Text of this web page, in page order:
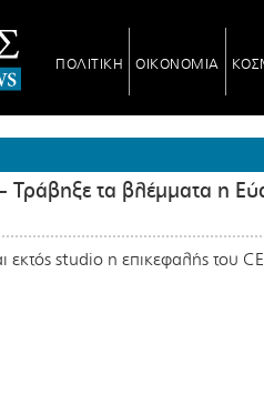
ΠΟΛΙΤΙΚΗ ΟΙΚΟΝΟΜΙΑ
τα βλέμματα η
εκτός studio η επικεφαλής του